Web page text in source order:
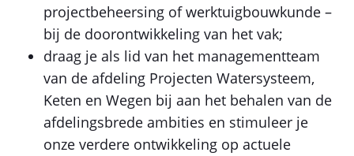
projectbeheersing of werktuigbouwkunde –
bij de doorontwikkeling van het vak;
draag je als lid van het managementteam
van de afdeling Projecten Watersysteem,
Keten en Wegen bij aan het behalen van de
afdelingsbrede ambities en stimuleer je
onze verdere ontwikkeling op actuele